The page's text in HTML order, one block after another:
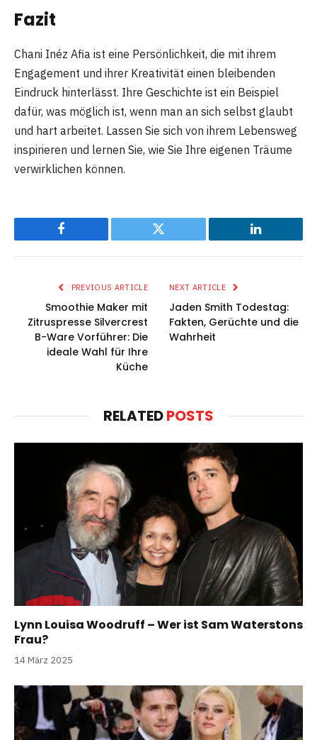
Fazit
Chani Inéz Afia ist eine Persönlichkeit, die mit ihrem
Engagement und ihrer Kreativität einen bleibenden
Eindruck hinterlässt. Ihre Geschichte ist ein Beispiel
dafür, was möglich ist, wenn man an sich selbst glaubt
und hart arbeitet. Lassen Sie sich von ihrem Lebensweg
inspirieren und lernen Sie, wie Sie Ihre eigenen Träume
verwirklichen können.
Facebook Twitter LinkedIn
PREVIOUS ARTICLE
Smoothie Maker mit
Zitruspresse Silvercrest
B-Ware Vorführer: Die
ideale Wahl für Ihre
Küche
NEXT ARTICLE
Jaden Smith Todestag:
Fakten, Gerüchte und die
Wahrheit
RELATEDPOSTS
Lynn Louisa Woodruff – Wer ist Sam Waterstons
Frau?
14 März 2025